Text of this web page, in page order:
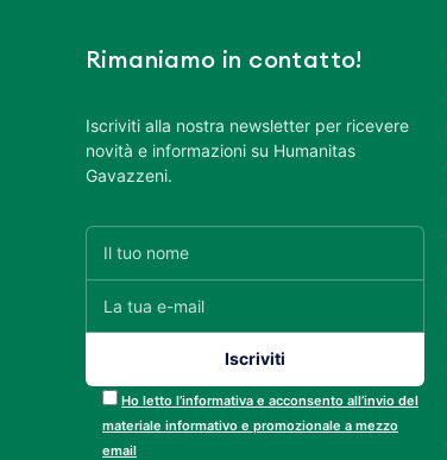
Rimaniamo in contatto!
Iscriviti alla nostra newsletter per ricevere
novità e informazioni su Humanitas
Gavazzeni.
Ho letto l’informativa e acconsento all’invio del
materiale informativo e promozionale a mezzo
email